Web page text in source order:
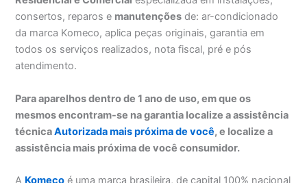
consertos, reparos e manutenções de: ar-condicionado
da marca Komeco, aplica peças originais, garantia em
todos os serviços realizados, nota fiscal, pré e pós
atendimento.
Para aparelhos dentro de 1 ano de uso, em que os
mesmos encontram-se na garantia localize a assistência
técnicaAutorizada mais próxima de você, e localize a
assistência mais próxima de você consumidor.
A Komeco é uma marca brasileira, de capital 100% nacional